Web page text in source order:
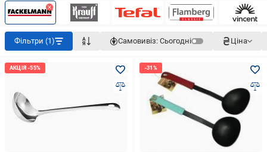
Фільтри (1) Самовивіз: Сьогодні Ціна